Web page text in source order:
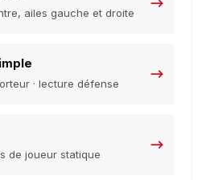
ailes gauche et droite
· lecture défense
de joueur statique